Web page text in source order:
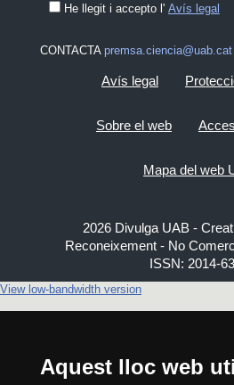
Aquest lloc web
He llegit i accepto l' Avís legal
CONTACTA premsa.ciencia@uab.cat
Avís legal
Sobre el web
Mapa del web
2026 Divulga UAB -
Reconeixement - No
ISSN: 2014-
View low-bandwidth version